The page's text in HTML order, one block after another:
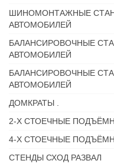
ШИНОМОНТАЖНЫЕ
АВТОМОБИЛЕЙ
БАЛАНСИРОВОЧНЫЕ
АВТОМОБИЛЕЙ
БАЛАНСИРОВОЧНЫЕ
АВТОМОБИЛЕЙ
ДОМКРАТЫ .
2-Х СТОЕЧНЫЕ
4-Х СТОЕЧНЫЕ
СТЕНДЫ СХОД РАЗВАЛ